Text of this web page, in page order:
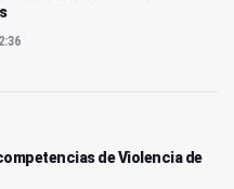
de Violencia de